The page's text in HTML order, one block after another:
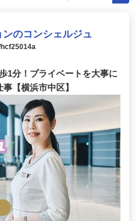
のコンシェルジュ
hcf25014a
1分！プライベートを大事に
【横浜市中区】